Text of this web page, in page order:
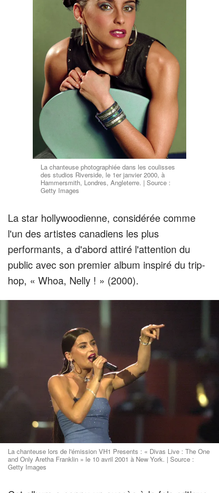
La chanteuse photographiée dans les coulisses
des studios Riverside, le 1er janvier 2000, à
Hammersmith, Londres, Angleterre. | Source :
Getty Images
La star hollywoodienne, considérée comme
l'un des artistes canadiens les plus
performants, a d'abord attiré l'attention du
public avec son premier album inspiré du trip-
hop, « Whoa, Nelly ! » (2000).
La chanteuse lors de l'émission VH1 Presents : « Divas Live : The One
and Only Aretha Franklin » le 10 avril 2001 à New York. | Source :
Getty Images